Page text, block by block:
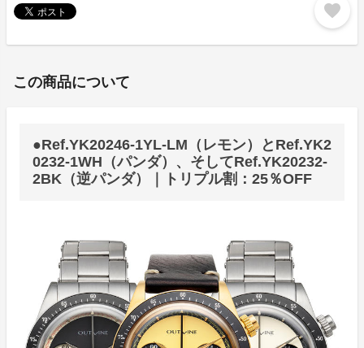
favorite
この商品について
●Ref.YK20246-1YL-LM（レモン）とRef.YK2
0232-1WH（パンダ）、そしてRef.YK20232-
2BK（逆パンダ）｜トリプル割：25％OFF